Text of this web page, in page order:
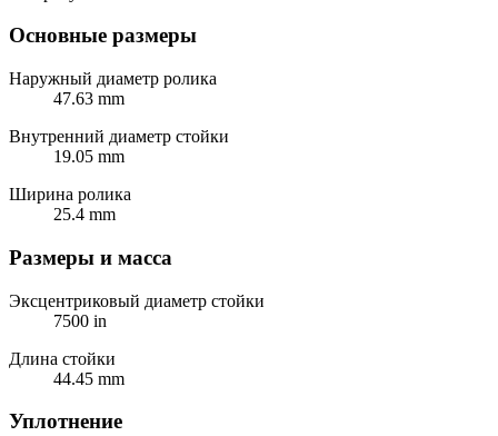
Основные размеры
Наружный диаметр ролика
47.63 mm
Внутренний диаметр стойки
19.05 mm
Ширина ролика
25.4 mm
Размеры и масса
Эксцентриковый диаметр стойки
7500 in
Длина стойки
44.45 mm
Уплотнение